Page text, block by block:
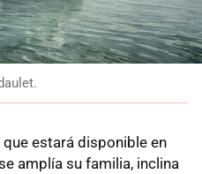
estará disponible en
amplía su familia, inclina